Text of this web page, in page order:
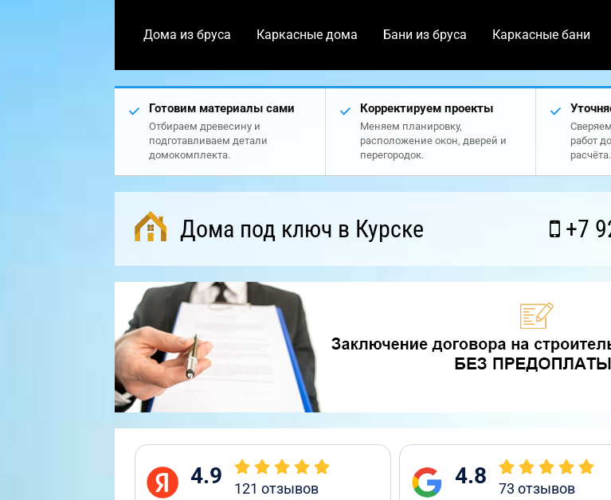
Дома из бруса Каркасные дома Бани из бруса Каркасные бани
Готовим материалы сами
Отбираем древесину и
подготавливаем детали
домокомплекта.
Корректируем проекты
Меняем планировку,
расположение окон, дверей и
перегородок.
работ
расчёта.
Дома под ключ в Курске +7
4.9 121 отзывов 4.8 73 отзывов